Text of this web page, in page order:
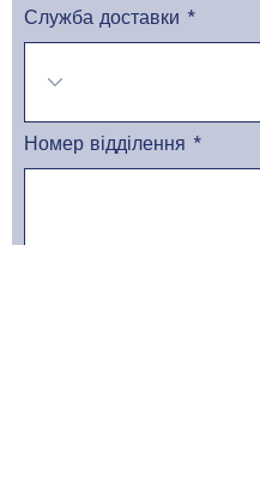
Служба доставки
Номер відділення